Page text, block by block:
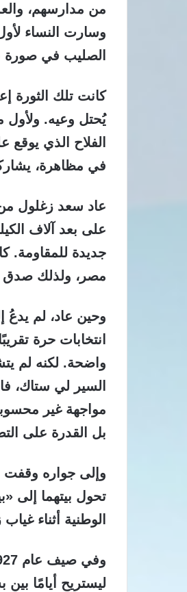
من مدارسهم،
وسارت النساء
الصليب في صورة
كانت تلك
يُحتل وعيه. ولأول
الفلاح الذي
في مظاهرة،
عاد سعد زغلول من
على بعد آلاف
جديدة للمقاومة.
مصر، ولذلك صدق
انتخابات حرة
واضحة. لكنه لم
السير لي ستاك،
مواجهة غير
بل القدرة على
وإلى جواره
تحول بيتهما إلى
الوطنية أثناء
ليستريح أيامًا